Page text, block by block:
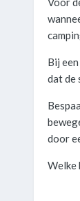
Bij
dat de
door
Welke